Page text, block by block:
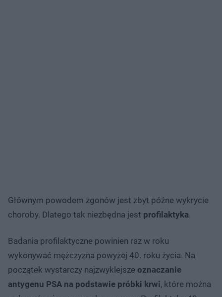
Głównym powodem zgonów jest zbyt późne wykrycie
choroby. Dlatego tak niezbędna jest profilaktyka.
Badania profilaktyczne powinien raz w roku
wykonywać mężczyzna powyżej 40. roku życia. Na
początek wystarczy najzwyklejsze oznaczanie
antygenu PSA na podstawie próbki krwi, które można